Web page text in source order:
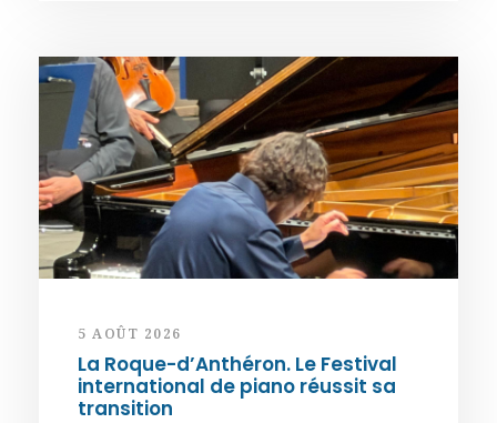
5 AOÛT 2026
La Roque-d’Anthéron. Le Festival
international de piano réussit sa
transition